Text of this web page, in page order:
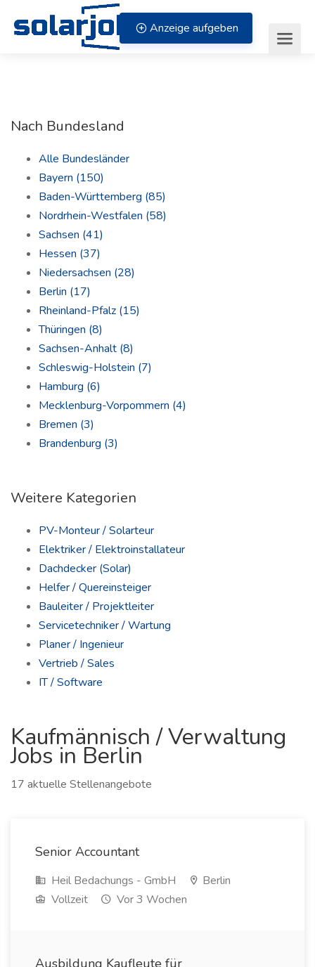
Zum Inhalt springen
Anzeige aufgeben
Nach Bundesland
Alle Bundesländer
Bayern (150)
Baden-Württemberg (85)
Nordrhein-Westfalen (58)
Sachsen (41)
Hessen (37)
Niedersachsen (28)
Berlin (17)
Rheinland-Pfalz (15)
Thüringen (8)
Sachsen-Anhalt (8)
Schleswig-Holstein (7)
Hamburg (6)
Mecklenburg-Vorpommern (4)
Bremen (3)
Brandenburg (3)
Weitere Kategorien
PV-Monteur / Solarteur
Elektriker / Elektroinstallateur
Dachdecker (Solar)
Helfer / Quereinsteiger
Bauleiter / Projektleiter
Servicetechniker / Wartung
Planer / Ingenieur
Vertrieb / Sales
IT / Software
Kaufmännisch / Verwaltung
Jobs in Berlin
17 aktuelle Stellenangebote
Senior Accountant
Heil Bedachungs - GmbH
Berlin
Vollzeit
Vor 3 Wochen
Ausbildung Kaufleute für